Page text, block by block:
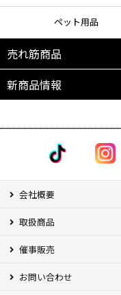
ペット用品
売れ筋商品
新商品情報
会社概要
取扱商品
催事販売
お問い合わせ